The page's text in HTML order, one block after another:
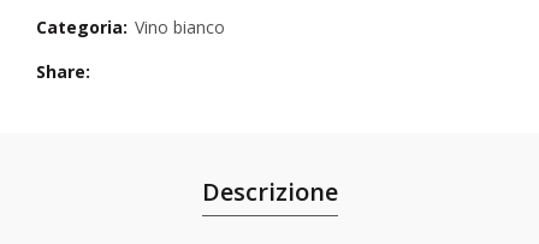
Categoria: Vino bianco
Share
Descrizione